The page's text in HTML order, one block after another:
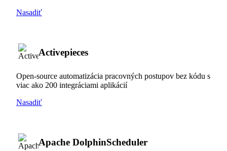
Nasadiť
Activepieces
Open-source automatizácia pracovných postupov bez kódu s
viac ako 200 integráciami aplikácií
Nasadiť
Apache DolphinScheduler